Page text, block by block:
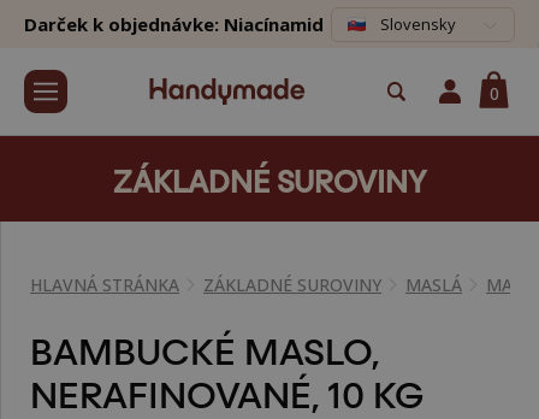
Darček k objednávke: Niacínamid Slovensky
0
ZÁKLADNÉ SUROVINY
HLAVNÁ STRÁNKA ZÁKLADNÉ SUROVINY MASLÁ
BAMBUCKÉ MASLO,
NERAFINOVANÉ, 10 KG